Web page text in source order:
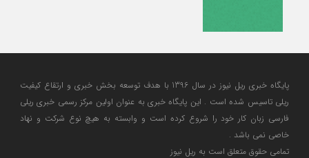
پایگاه خبری ریل نیوز در سال 1396 با هدف توسعه بخش خبری و ارتقاع کیفیت
ریلی تاسیس شده است . این پایگاه خبری به عنوان اولین مرکز رسمی خبری ریلی
فارسی زبان کار خود را شروع کرده است و وابسته به هیچ نوع شرکت و نهاد
خاصی نمی باشد .
تمامی حقوق متعلق است به ریل نیوز